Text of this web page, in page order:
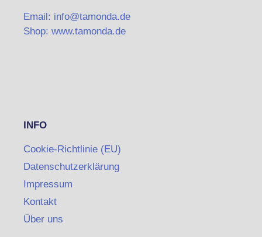
Email: info@tamonda.de
Shop: www.tamonda.de
INFO
Cookie-Richtlinie (EU)
Datenschutzerklärung
Impressum
Kontakt
Über uns